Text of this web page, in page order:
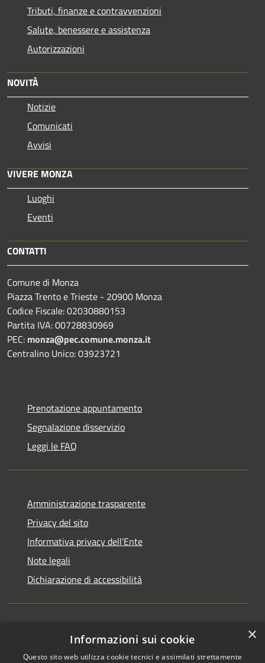
Tributi, finanze e contravvenzioni
Salute, benessere e assistenza
Autorizzazioni
NOVITÀ
Notizie
Comunicati
Avvisi
VIVERE MONZA
Luoghi
Eventi
CONTATTI
Comune di Monza
Piazza Trento e Trieste - 20900 Monza
Codice Fiscale: 02030880153
Partita IVA: 00728830969
PEC: monza@pec.comune.monza.it
Centralino Unico: 03923721
Prenotazione appuntamento
Segnalazione disservizio
Leggi le FAQ
Amministrazione trasparente
Privacy del sito
Informativa privacy dell'Ente
Note legali
Dichiarazione di accessibilità
Newsletter ×
Informazioni sui cookie
Questo sito web utilizza cookie tecnici e assimilati strettamente